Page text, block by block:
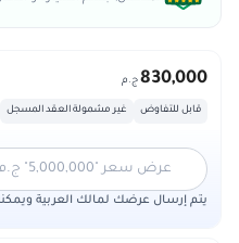
830,000 ج.م
قابل للتفاوض غير مشمولة العقد المسجل
عرض سعر "5,000,000" ج.م
يتم إرسال عرضك لمالك العربية